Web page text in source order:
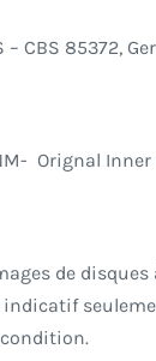
– CBS 85372,
Orignal Inner
de
condition.